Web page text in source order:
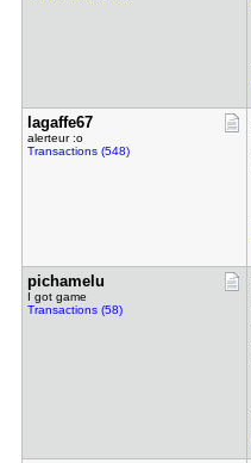
lagaffe67
alerteur :o
Transactions (548)
pichamelu
I got game
Transactions (58)